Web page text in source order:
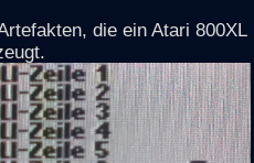
die ein Atari 800XL